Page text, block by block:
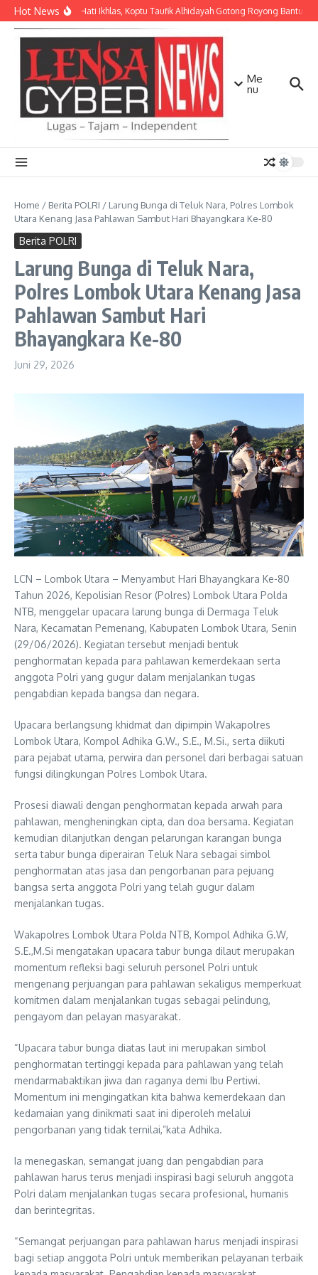
Lewati ke konten
Hot NewsDengan Hati Ikhlas, Koptu Taufik Alhidayah Gotong Royong Bantu
Me
nu
Home / Berita POLRI / Larung Bunga di Teluk Nara, Polres Lombok
Utara Kenang Jasa Pahlawan Sambut Hari Bhayangkara Ke-80
Berita POLRI
Larung Bunga di Teluk Nara,
Polres Lombok Utara Kenang Jasa
Pahlawan Sambut Hari
Bhayangkara Ke-80
Juni 29, 2026
LCN – Lombok Utara – Menyambut Hari Bhayangkara Ke-80
Tahun 2026, Kepolisian Resor (Polres) Lombok Utara Polda
NTB, menggelar upacara larung bunga di Dermaga Teluk
Nara, Kecamatan Pemenang, Kabupaten Lombok Utara, Senin
(29/06/2026). Kegiatan tersebut menjadi bentuk
penghormatan kepada para pahlawan kemerdekaan serta
anggota Polri yang gugur dalam menjalankan tugas
pengabdian kepada bangsa dan negara.
Upacara berlangsung khidmat dan dipimpin Wakapolres
Lombok Utara, Kompol Adhika G.W., S.E., M.Si., serta diikuti
para pejabat utama, perwira dan personel dari berbagai satuan
fungsi dilingkungan Polres Lombok Utara.
Prosesi diawali dengan penghormatan kepada arwah para
pahlawan, mengheningkan cipta, dan doa bersama. Kegiatan
kemudian dilanjutkan dengan pelarungan karangan bunga
serta tabur bunga diperairan Teluk Nara sebagai simbol
penghormatan atas jasa dan pengorbanan para pejuang
bangsa serta anggota Polri yang telah gugur dalam
menjalankan tugas.
Wakapolres Lombok Utara Polda NTB, Kompol Adhika G.W,
S.E.,M.Si mengatakan upacara tabur bunga dilaut merupakan
momentum refleksi bagi seluruh personel Polri untuk
mengenang perjuangan para pahlawan sekaligus memperkuat
komitmen dalam menjalankan tugas sebagai pelindung,
pengayom dan pelayan masyarakat.
“Upacara tabur bunga diatas laut ini merupakan simbol
penghormatan tertinggi kepada para pahlawan yang telah
mendarmabaktikan jiwa dan raganya demi Ibu Pertiwi.
Momentum ini mengingatkan kita bahwa kemerdekaan dan
kedamaian yang dinikmati saat ini diperoleh melalui
pengorbanan yang tidak ternilai,”kata Adhika.
Ia menegaskan, semangat juang dan pengabdian para
pahlawan harus terus menjadi inspirasi bagi seluruh anggota
Polri dalam menjalankan tugas secara profesional, humanis
dan berintegritas.
“Semangat perjuangan para pahlawan harus menjadi inspirasi
bagi setiap anggota Polri untuk memberikan pelayanan terbaik